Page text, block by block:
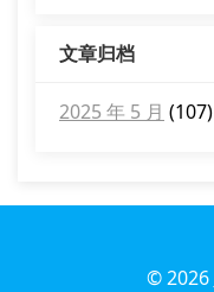
文章归档
2025 年 5 月 (107)
© 2026